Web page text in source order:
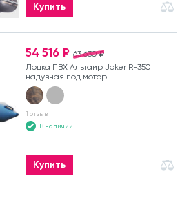
Купить
63 630 ₽
54 516 ₽
Лодка ПВХ Альтаир Joker R-350
надувная под мотор
1 отзыв
В наличии
Купить